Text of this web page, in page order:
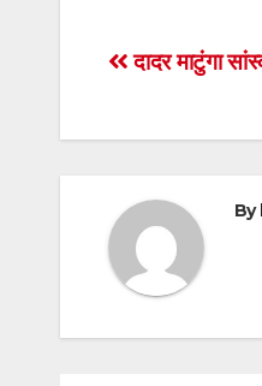
s
e
b
Post
दादर माटुंगा
By